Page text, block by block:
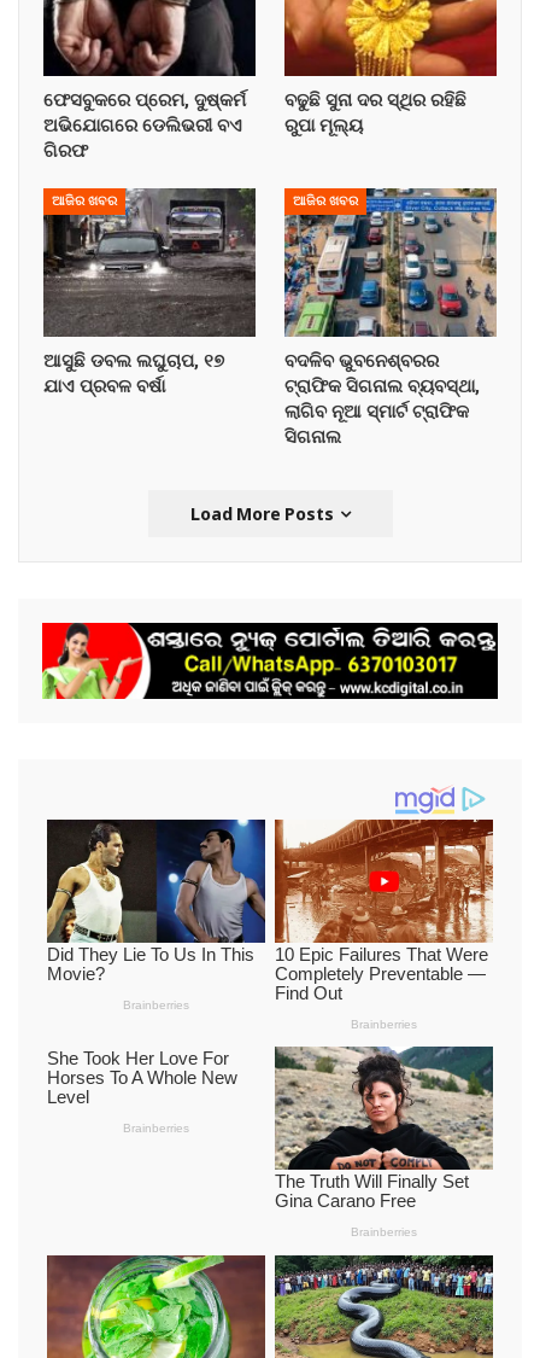
ଫେସବୁକରେ ପ୍ରେମ, ଦୁଷ୍କର୍ମ
ଅଭିଯୋଗରେ ଡେଲିଭରୀ ବଏ
ଗିରଫ
ବଢୁଛି ସୁନା ଦର ସ୍ଥିର ରହିଛି
ରୁପା ମୂଲ୍ୟ
ଆଜିର ଖବର
ଆସୁଛି ଡବଲ ଲଘୁଚାପ, ୧୭
ଯାଏ ପ୍ରବଳ ବର୍ଷା
ଆଜିର ଖବର
ବଦଳିବ ଭୁବନେଶ୍ବରର
ଟ୍ରାଫିକ ସିଗନାଲ ବ୍ୟବସ୍ଥା,
ଲାଗିବ ନୂଆ ସ୍ମାର୍ଟ ଟ୍ରାଫିକ
ସିଗନାଲ
Load More Posts